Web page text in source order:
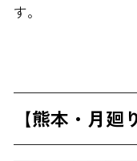
す。
【熊本・月廻